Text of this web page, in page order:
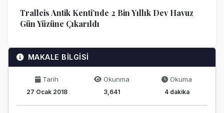
Tralleis Antik Kenti’nde 2 Bin Yıllık Dev Havuz
Gün Yüzüne Çıkarıldı
MAKALE BİLGİSİ
Tarih
27 Ocak 2018
Okunma
3,641
Okuma
4 dakika